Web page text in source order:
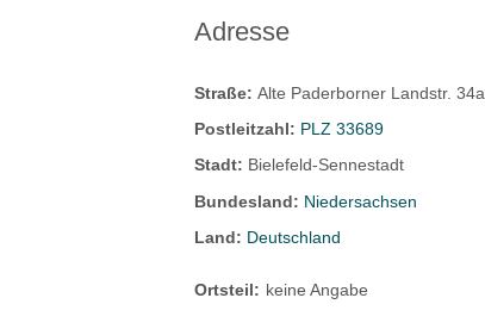
Adresse
Straße:Alte Paderborner Landstr. 34a
Postleitzahl: PLZ 33689
Stadt: Bielefeld-Sennestadt
Bundesland: Niedersachsen
Land: Deutschland
Ortsteil: keine Angabe